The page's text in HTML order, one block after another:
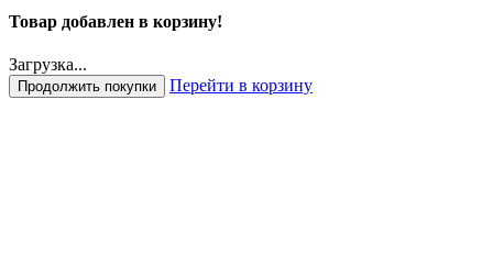
Товар добавлен в корзину!
Загрузка...
Продолжить покупки Перейти в корзину